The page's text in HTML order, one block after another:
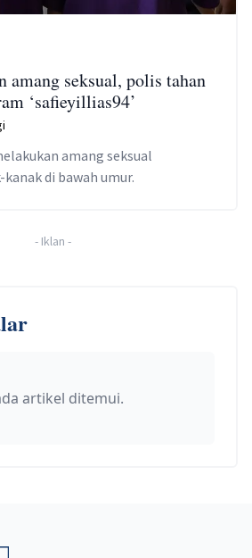
amang seksual, polis tahan
‘safieyillias94’
amang seksual
di bawah umur.
- Iklan -
artikel ditemui.